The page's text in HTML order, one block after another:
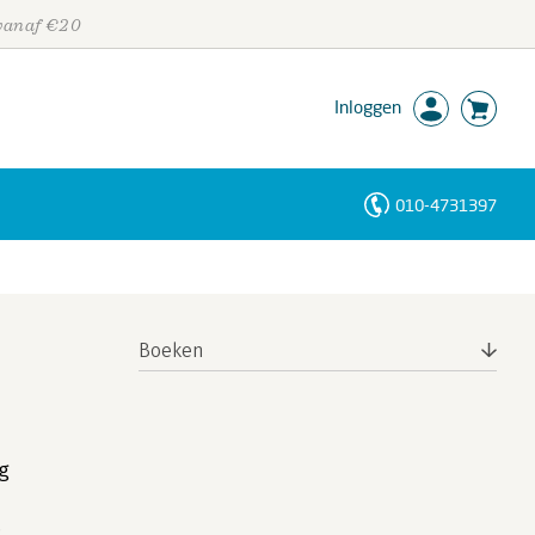
€20
Inloggen
010-4731397
Boeken
Personen